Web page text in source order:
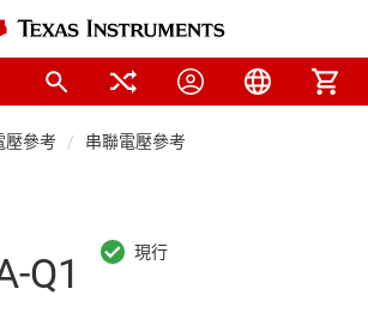
壓參考 串聯電壓參考
Q1